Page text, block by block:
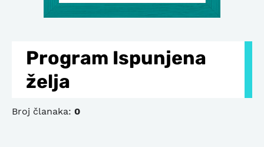
Program Ispunjena
želja
Broj članaka: 0